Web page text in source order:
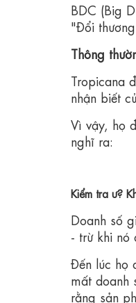
BDC (Big
"Đổi
Thông
Tropicana
nhận biết
Vì vậy, họ
nghĩ ra:
Kiểm tra ư?
Doanh số
- trừ khi nó
Đến lúc họ
mất doanh
rằng sản